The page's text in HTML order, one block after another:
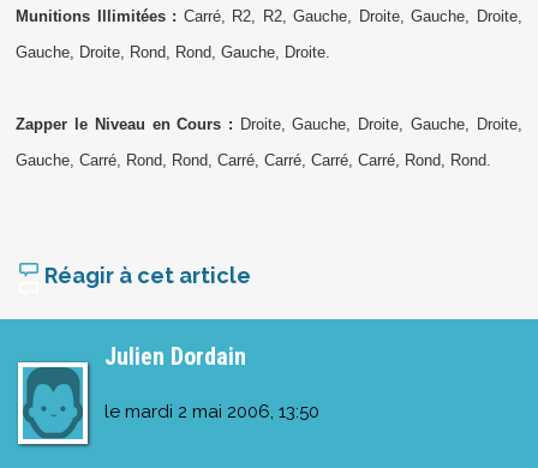
Munitions Illimitées : Carré, R2, R2, Gauche, Droite, Gauche, Droite,
Gauche, Droite, Rond, Rond, Gauche, Droite.
Zapper le Niveau en Cours : Droite, Gauche, Droite, Gauche, Droite,
Gauche, Carré, Rond, Rond, Carré, Carré, Carré, Carré, Rond, Rond.
Réagir à cet article
Julien Dordain
le mardi 2 mai 2006, 13:50